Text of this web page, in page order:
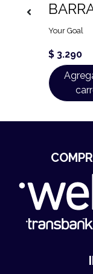
Your Goal
$ 3.290